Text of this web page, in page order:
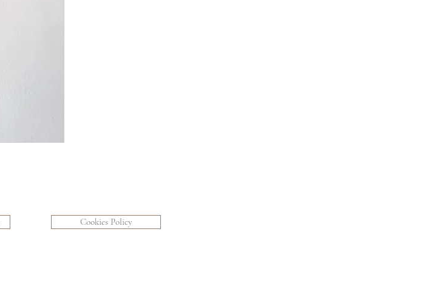
Cookies Policy